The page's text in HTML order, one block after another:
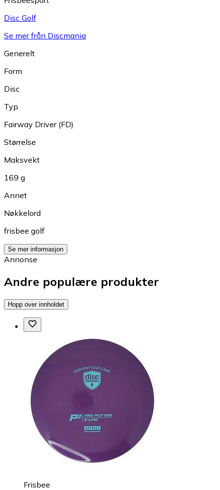
Disc Golf
Se mer från Discmania
Generelt
Form
Disc
Typ
Fairway Driver (FD)
Størrelse
Maksvekt
169 g
Annet
Nøkkelord
frisbee golf
Se mer informasjon
Annonse
Andre populære produkter
Hopp over innholdet
Frisbee